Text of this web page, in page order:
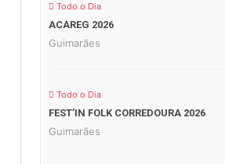
Todo o Dia
ACAREG 2026
Guimarães
Todo o Dia
FEST’IN FOLK CORREDOURA 2026
Guimarães